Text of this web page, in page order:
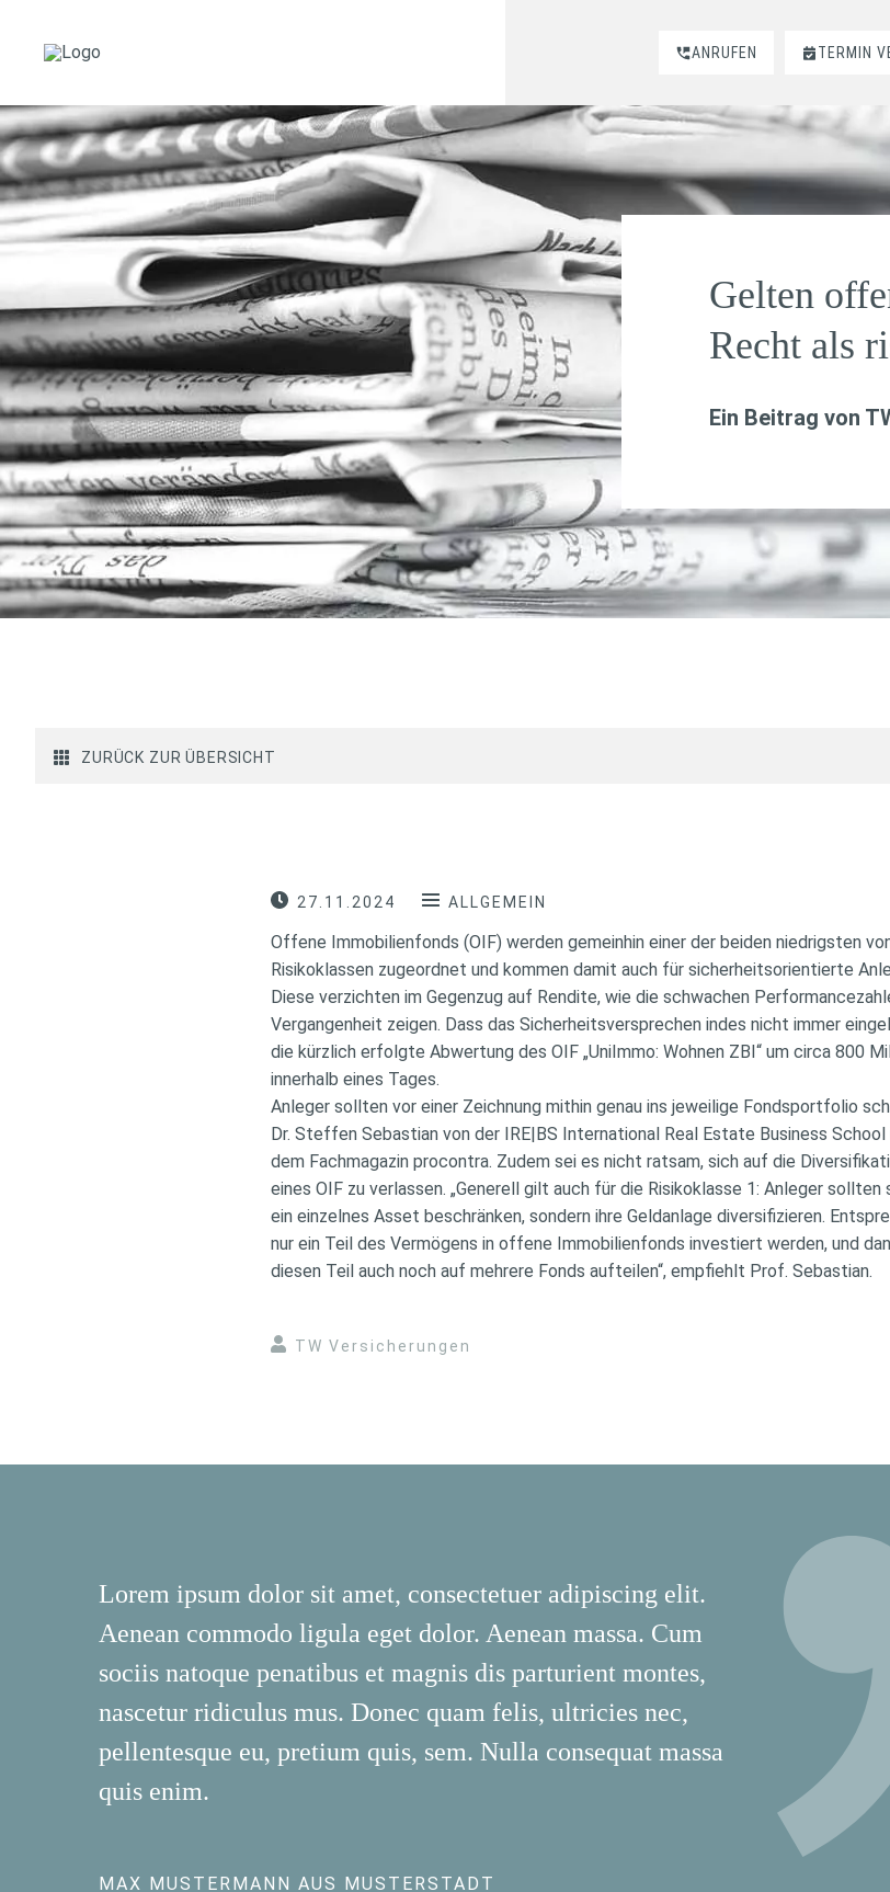
ANRUFEN TERMIN
Gelten
Recht als
Ein Beitrag von
ZURÜCK ZUR ÜBERSICHT
27.11.2024 ALLGEMEIN
Offene Immobilienfonds (OIF) werden gemeinhin einer der beiden niedrigsten
Risikoklassen zugeordnet und kommen damit auch für sicherheitsorientierte
Diese verzichten im Gegenzug auf Rendite, wie die schwachen
Vergangenheit zeigen. Dass das Sicherheitsversprechen indes nicht immer
die kürzlich erfolgte Abwertung des OIF „UniImmo: Wohnen ZBI“ um circa 800
innerhalb eines Tages.
Anleger sollten vor einer Zeichnung mithin genau ins jeweilige Fondsportfolio
Dr. Steffen Sebastian von der IRE|BS International Real Estate Business
dem Fachmagazin procontra. Zudem sei es nicht ratsam, sich auf die
eines OIF zu verlassen. „Generell gilt auch für die Risikoklasse 1: Anleger sollten
ein einzelnes Asset beschränken, sondern ihre Geldanlage diversifizieren.
nur ein Teil des Vermögens in offene Immobilienfonds investiert werden, und
diesen Teil auch noch auf mehrere Fonds aufteilen“, empfiehlt Prof. Sebastian.
TW Versicherungen
Lorem ipsum dolor sit amet, consectetuer adipiscing elit.
Aenean commodo ligula eget dolor. Aenean massa. Cum
sociis natoque penatibus et magnis dis parturient montes,
nascetur ridiculus mus. Donec quam felis, ultricies nec,
pellentesque eu, pretium quis, sem. Nulla consequat massa
quis enim.
MAX MUSTERMANN AUS MUSTERSTADT